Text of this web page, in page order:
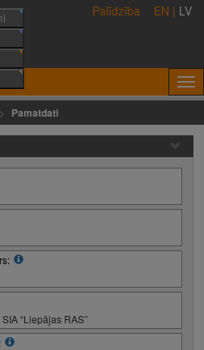
Palīdzība EN | LV
Pamatdati
“Liepājas RAS”